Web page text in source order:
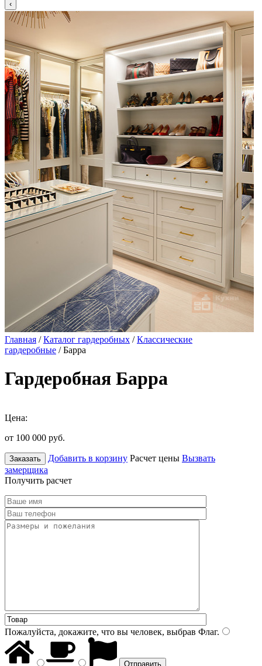
Главная /Каталог гардеробных /Классические
гардеробные / Барра
Гардеробная Барра
Цена:
от 100 000 руб.
Заказать Добавить в корзину Расчет цены Вызвать
замерщика
Получить расчет
Пожалуйста, докажите, что вы человек, выбрав Флаг.